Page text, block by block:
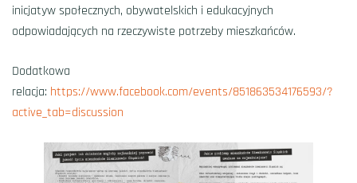
inicjatyw społecznych, obywatelskich i edukacyjnych
odpowiadających na rzeczywiste potrzeby mieszkańców.
Dodatkowa
relacja: https://www.facebook.com/events/851863534176593/?
active_tab=discussion